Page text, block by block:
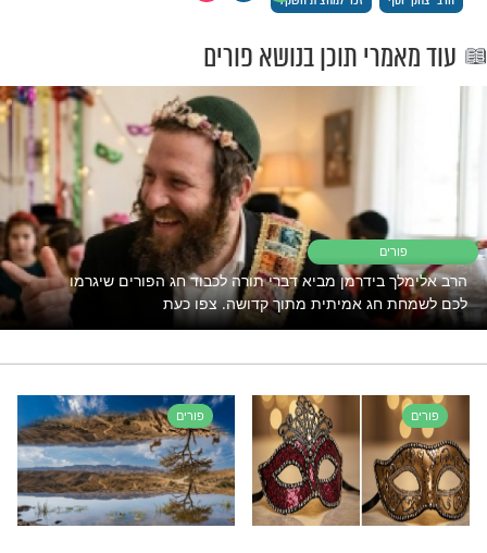
רק לקבוצת ווטסאפ אחת מבית מוקד
תהילים ארצי? יש לנו 4! לחצו על אחת מהן